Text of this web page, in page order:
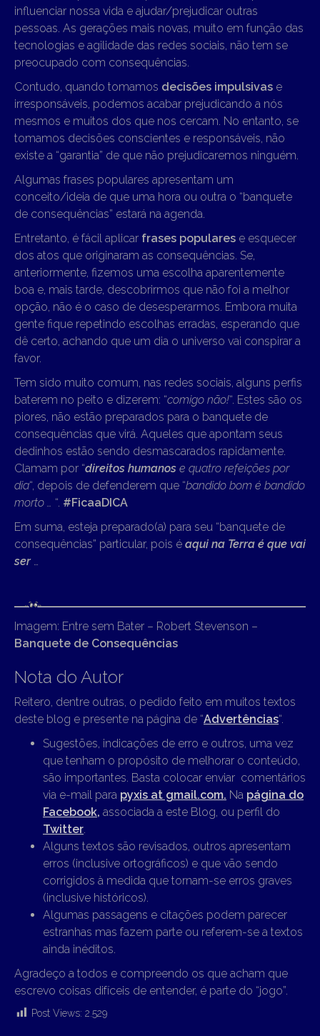
influenciar nossa vida e ajudar/prejudicar outras
pessoas. As gerações mais novas, muito em função das
tecnologias e agilidade das redes sociais, não tem se
preocupado com consequências.
Contudo, quando tomamos decisões impulsivas e
irresponsáveis, podemos acabar prejudicando a nós
mesmos e muitos dos que nos cercam. No entanto, se
tomamos decisões conscientes e responsáveis, não
existe a “garantia” de que não prejudicaremos ninguém.
Algumas frases populares apresentam um
conceito/ideia de que uma hora ou outra o “banquete
de consequências” estará na agenda.
Entretanto, é fácil aplicar frases populares e esquecer
dos atos que originaram as consequências. Se,
anteriormente, fizemos uma escolha aparentemente
boa e, mais tarde, descobrirmos que não foi a melhor
opção, não é o caso de desesperarmos. Embora muita
gente fique repetindo escolhas erradas, esperando que
dê certo, achando que um dia o universo vai conspirar a
favor.
Tem sido muito comum, nas redes sociais, alguns perfis
baterem no peito e dizerem: “comigo não!“. Estes são os
piores, não estão preparados para o banquete de
consequências que virá. Aqueles que apontam seus
dedinhos estão sendo desmascarados rapidamente.
Clamam por “direitos humanos e quatro refeições por
dia“, depois de defenderem que “bandido bom é bandido
morto … “. #FicaaDICA
Em suma, esteja preparado(a) para seu “banquete de
consequências” particular, pois é aqui na Terra é que vai
ser…
Imagem: Entre sem Bater – Robert Stevenson –
Banquete de Consequências
Nota do Autor
Reitero, dentre outras, o pedido feito em muitos textos
deste blog e presente na página de “Advertências“.
Sugestões, indicações de erro e outros, uma vez
que tenham o propósito de melhorar o conteúdo,
são importantes. Basta colocar enviar comentários
via e-mail para pyxis at gmail.com. Na página do
Facebook, associada a este Blog, ou perfil do
Twitter.
Alguns textos são revisados, outros apresentam
erros (inclusive ortográficos) e que vão sendo
corrigidos à medida que tornam-se erros graves
(inclusive históricos).
Algumas passagens e citações podem parecer
estranhas mas fazem parte ou referem-se a textos
ainda inéditos.
Agradeço a todos e compreendo os que acham que
escrevo coisas difíceis de entender, é parte do “jogo”.
Post Views: 2.529